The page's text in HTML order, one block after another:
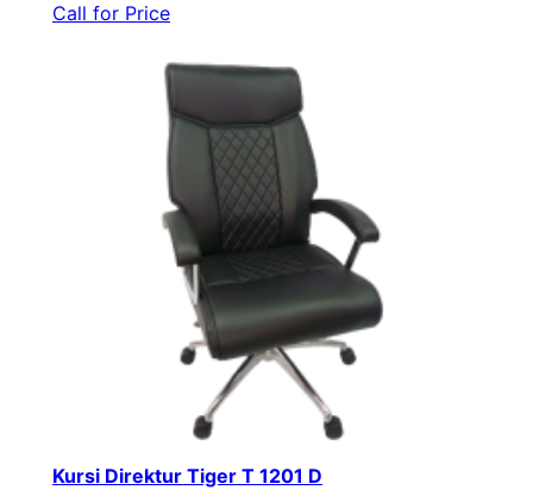
Call for Price
Kursi Direktur Tiger T 1201 D